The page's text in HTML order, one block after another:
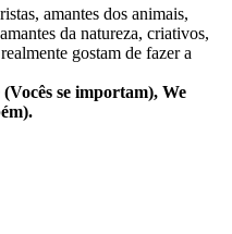
amantes dos animais,
da natureza, criativos,
gostam de fazer a
se importam), We